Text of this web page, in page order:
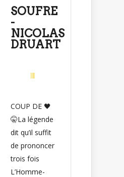
SOUFRE
-
NICOLAS
DRUART
COUP DE 🖤
🤫La légende
dit qu’il suffit
de prononcer
trois fois
L’Homme-